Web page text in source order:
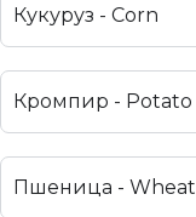
Кукуруз - Corn
Кромпир - Potato
Пшеница - Wheat